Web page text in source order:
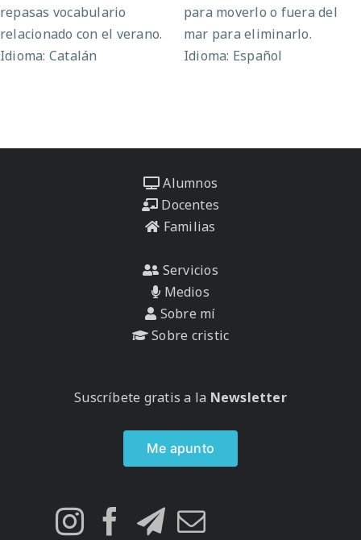
repasas vocabulario
relacionado con el verano.
Idioma: Catalán
para moverlo o fuera del
mar para eliminarlo.
Idioma: Español
Alumnos
Docentes
Familias
Servicios
Medios
Sobre mí
Sobre cristic
Suscríbete gratis a la Newsletter
Me apunto